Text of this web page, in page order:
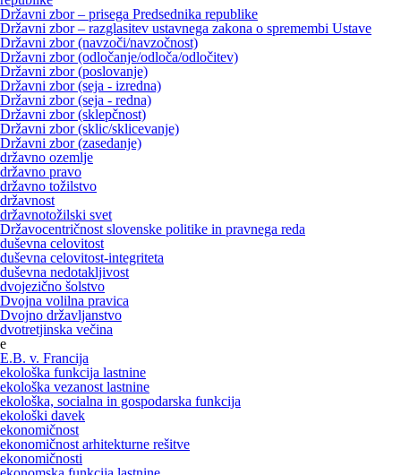
Državni zbor – prisega Predsednika republike
Državni zbor – razglasitev ustavnega zakona o spremembi Ustave
Državni zbor (navzoči/navzočnost)
Državni zbor (odločanje/odloča/odločitev)
Državni zbor (poslovanje)
Državni zbor (seja - izredna)
Državni zbor (seja - redna)
Državni zbor (sklepčnost)
Državni zbor (sklic/sklicevanje)
Državni zbor (zasedanje)
državno ozemlje
državno pravo
državno tožilstvo
državnost
državnotožilski svet
Državocentričnost slovenske politike in pravnega reda
duševna celovitost
duševna celovitost-integriteta
duševna nedotakljivost
dvojezično šolstvo
Dvojna volilna pravica
Dvojno državljanstvo
dvotretjinska večina
e
E.B. v. Francija
ekološka funkcija lastnine
ekološka vezanost lastnine
ekološka, socialna in gospodarska funkcija
ekološki davek
ekonomičnost
ekonomičnost arhitekturne rešitve
ekonomičnosti